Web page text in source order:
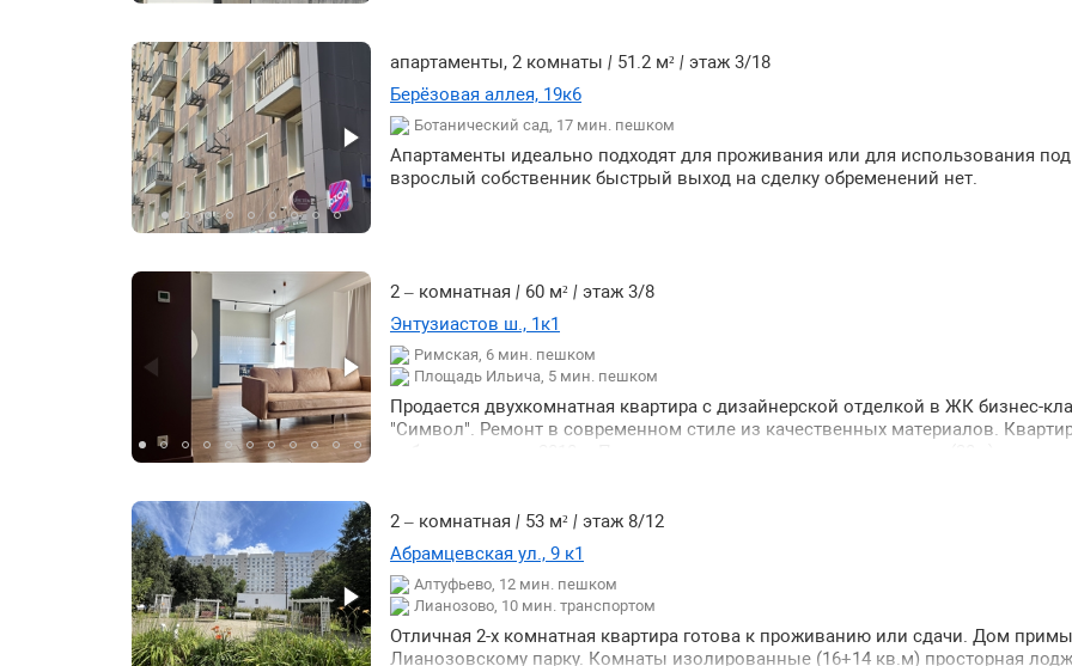
апартаменты, 2 комнаты | 51.2 м² | этаж 3/18
Берёзовая аллея, 19к6
Ботанический сад, 17 мин. пешком
Апартаменты идеально подходят для проживания или для использования
взрослый собственник быстрый выход на сделку обременений нет.
2 – комнатная | 60 м² | этаж 3/8
Энтузиастов ш., 1к1
Римская, 6 мин. пешком
Площадь Ильича, 5 мин. пешком
Продается двухкомнатная квартира с дизайнерской отделкой в ЖК бизнес-
"Символ". Ремонт в современном стиле из качественных материалов.
хранение. Техника: холодильник духовка с СВЧ канальный кондиционер в
стиральная машинка с сушкой проектор 4к с диагональю изображения 3 метра.
продается полностью оснащенной с мебелью и техникой. Круглосуточная
закрытая территория дома. Двор без машин въезд под шлагбаум наземная и
парковки. В ЖК большой собственный парк "Зеленая река" с велосипедными
и современными детскими площадками. В ЖК имеются детские сады школы
кофейни рестораны. Хорошая транспортная доступность до центра 5 -10 минут
2 – комнатная | 53 м² | этаж 8/12
Абрамцевская ул., 9 к1
Алтуфьево, 12 мин. пешком
Лианозово, 10 мин. транспортом
Отличная 2-х комнатная квартира готова к проживанию или сдачи. Дом
Лианозовскому парку. Комнаты изолированные (16+14 кв.м) просторная